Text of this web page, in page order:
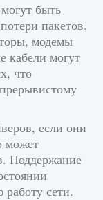
25
1
быть
пакетов.
модемы
кабели могут
что
если они
может
Поддержание
работу сети.